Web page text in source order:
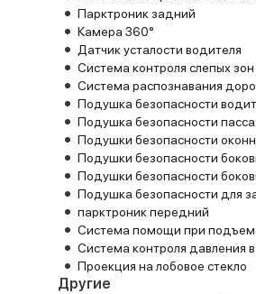
Парктроник задний
Камера 360°
Датчик усталости водителя
Система контроля слепых зон
Система распознавания
Подушка безопасности
Подушка безопасности
Подушки безопасности
Подушки безопасности
Подушки безопасности
Подушка безопасности для
парктроник передний
Система помощи при
Система контроля давления
Проекция на лобовое стекло
Другие